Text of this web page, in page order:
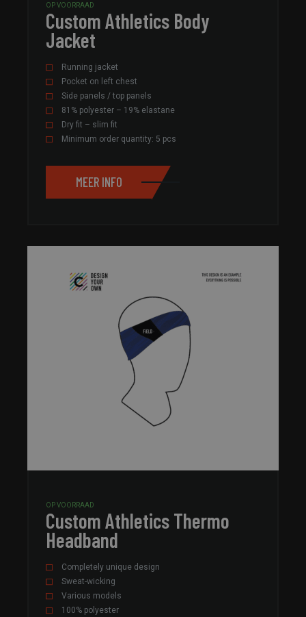
OP VOORRAAD
Custom Athletics Body
Jacket
Running jacket
Pocket on left chest
Side panels / top panels
81% polyester – 19% elastane
Dry fit – slim fit
Minimum order quantity: 5 pcs
MEER INFO
OP VOORRAAD
Custom Athletics Thermo
Headband
Completely unique design
Sweat-wicking
Various models
100% polyester